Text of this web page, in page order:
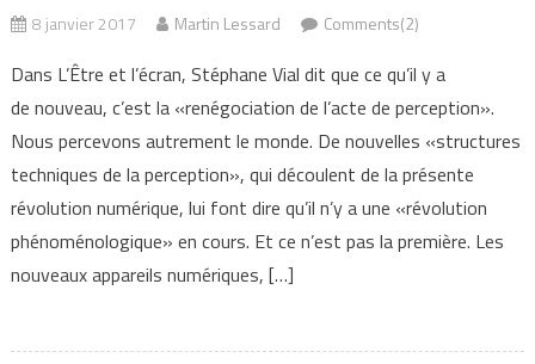
8 janvier 2017 Martin Lessard Comments(2)
Dans L’Être et l’écran, Stéphane Vial dit que ce qu’il y a
de nouveau, c’est la «renégociation de l’acte de perception».
Nous percevons autrement le monde. De nouvelles «structures
techniques de la perception», qui découlent de la présente
révolution numérique, lui font dire qu’il n’y a une «révolution
phénoménologique» en cours. Et ce n’est pas la première. Les
nouveaux appareils numériques, […]